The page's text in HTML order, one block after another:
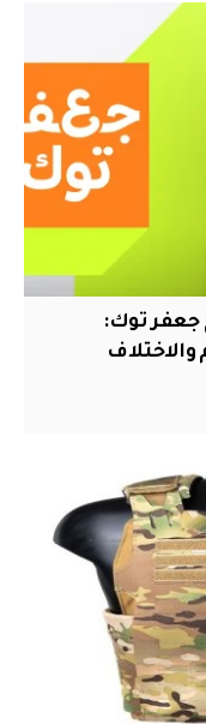
جعفر توك:
والاختلاف